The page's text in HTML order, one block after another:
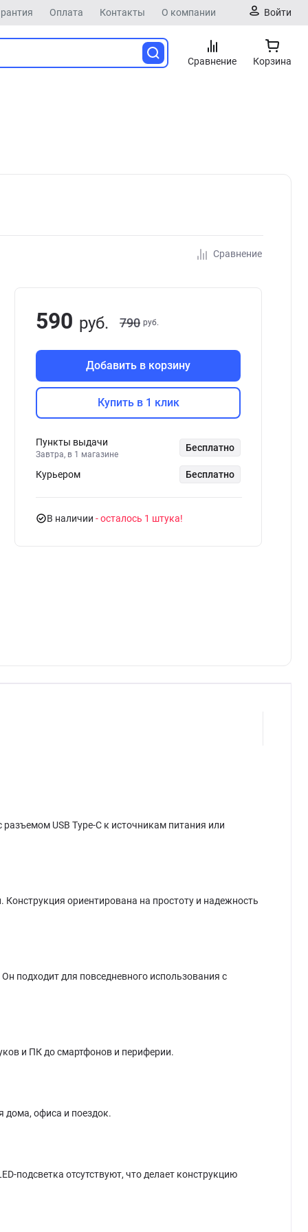
Оплата Контакты О компании Войти
Сравнение Корзина
Сравнение
590 руб. 790 руб.
Добавить в корзину
Купить в 1 клик
Пункты выдачи
Завтра, в 1 магазине
Бесплатно
Курьером Бесплатно
В наличии - осталось 1 штука
USB Type-C к источникам питания или
ориентирована на простоту и надежность
подходит для повседневного использования с
и ПК до смартфонов и периферии.
дома, офиса и поездок.
подсветка отсутствуют, что делает конструкцию